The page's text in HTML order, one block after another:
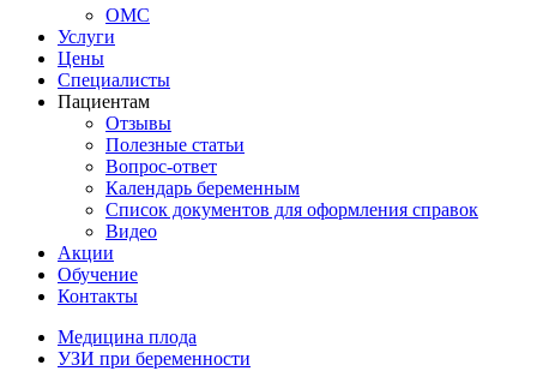
ОМС
Услуги
Цены
Специалисты
Пациентам
Отзывы
Полезные статьи
Вопрос-ответ
Календарь беременным
Список документов для оформления справок
Видео
Акции
Обучение
Контакты
Медицина плода
УЗИ при беременности